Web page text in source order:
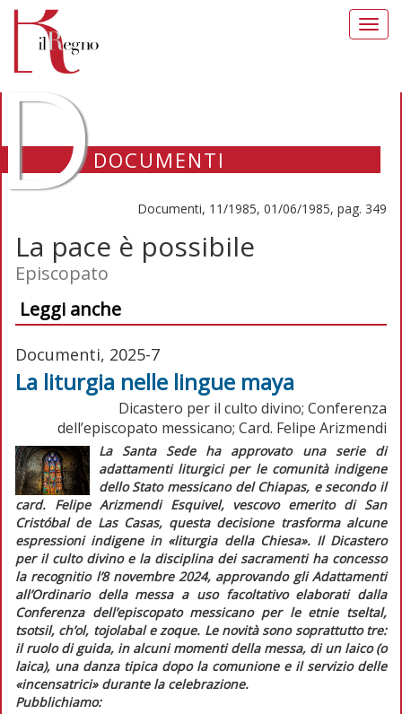
DOCUMENTI
Documenti, 11/1985, 01/06/1985, pag. 349
La pace è possibile
Episcopato
Leggi anche
Documenti, 2025-7
La liturgia nelle lingue maya
Dicastero per il culto divino; Conferenza
dell’episcopato messicano; Card. Felipe Arizmendi
La Santa Sede ha approvato una serie di
adattamenti liturgici per le comunità indigene
dello Stato messicano del Chiapas, e secondo il
card. Felipe Arizmendi Esquivel, vescovo emerito di San
Cristóbal de Las Casas, questa decisione trasforma alcune
espressioni indigene in «liturgia della Chiesa». Il Dicastero
per il culto divino e la disciplina dei sacramenti ha concesso
la recognitiol’8 novembre 2024, approvando gliAdattamenti
all’Ordinario della messa a uso facoltativoelaborati dalla
Conferenza dell’episcopato messicano per le etnie tseltal,
tsotsil, ch’ol, tojolabalezoque. Le novità sono soprattutto tre:
il ruolo di guida, in alcuni momenti della messa, di un laico (o
laica), una danza tipica dopo la comunione e il servizio delle
«incensatrici» durante la celebrazione.
Pubblichiamo: